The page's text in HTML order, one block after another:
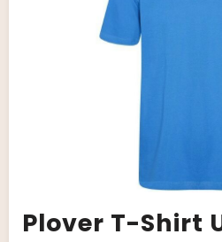
Plover T-Shirt